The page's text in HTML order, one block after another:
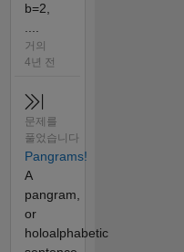
b=2,
거의
4년 전
문제를
풀었습니다
Pangrams!
A
pangram,
or
holoalphabetic